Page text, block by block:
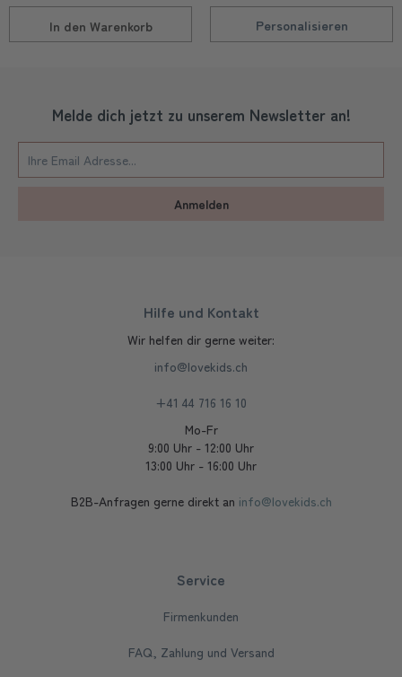
In den Warenkorb Personalisieren
Melde dich jetzt zu unserem Newsletter an!
Anmelden
Hilfe und Kontakt
Wir helfen dir gerne weiter:
info@lovekids.ch
+41 44 716 16 10
Mo-Fr
9:00 Uhr - 12:00 Uhr
13:00 Uhr - 16:00 Uhr
B2B-Anfragen gerne direkt an info@lovekids.ch
Service
Firmenkunden
FAQ, Zahlung und Versand